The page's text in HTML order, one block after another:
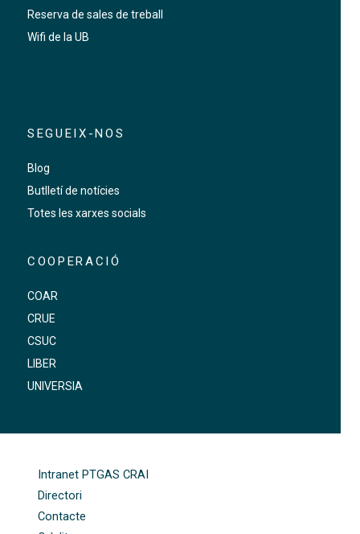
Reserva de sales de treball
Wifi de la UB
SEGUEIX-NOS
Blog
Butlletí de notícies
Totes les xarxes socials
COOPERACIÓ
COAR
CRUE
CSUC
LIBER
UNIVERSIA
Intranet PTGAS CRAI
Directori
Contacte